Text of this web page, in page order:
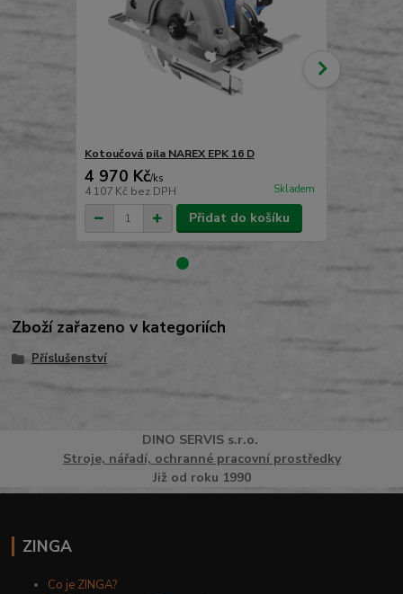
Kotoučová pila NAREX EPK 16 D
4 970 Kč/ks
4 107 Kč bez DPH Skladem
Přidat do košíku
Zboží zařazeno v kategoriích
Příslušenství
DINO SERVISs.r.o.
Stroje, nářadí, ochranné pracovní prostředky
Již od roku 1990
ZINGA
Co je ZINGA?